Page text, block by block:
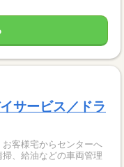
サービス／ドラ
お客様宅からセンターへ
、給油などの車両管理